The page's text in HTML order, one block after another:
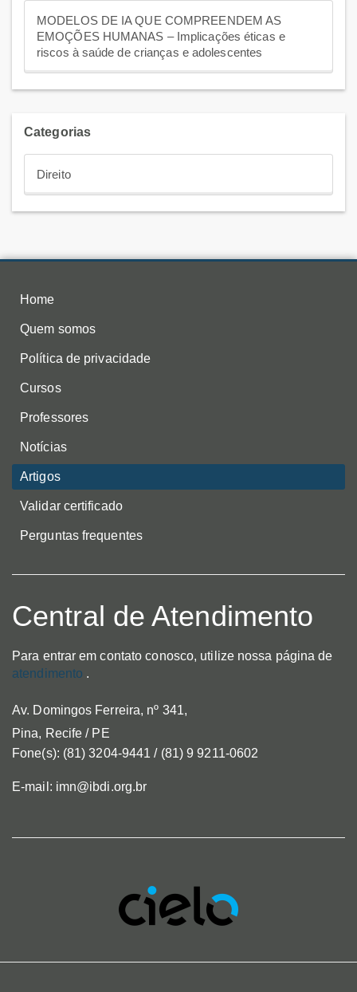
MODELOS DE IA QUE COMPREENDEM AS
EMOÇÕES HUMANAS – Implicações éticas e
riscos à saúde de crianças e adolescentes
Categorias
Direito
Home
Quem somos
Política de privacidade
Cursos
Professores
Notícias
Artigos
Validar certificado
Perguntas frequentes
Central de Atendimento
Para entrar em contato conosco, utilize nossa página de
atendimento .
Av. Domingos Ferreira, nº 341,
Pina, Recife / PE
Fone(s): (81) 3204-9441 / (81) 9 9211-0602
E-mail: imn@ibdi.org.br